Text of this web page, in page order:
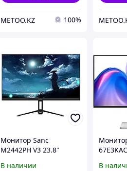
METOO.KZ 100%
Монитор Sanc
M2442PH V3 23.8"
В наличии
В